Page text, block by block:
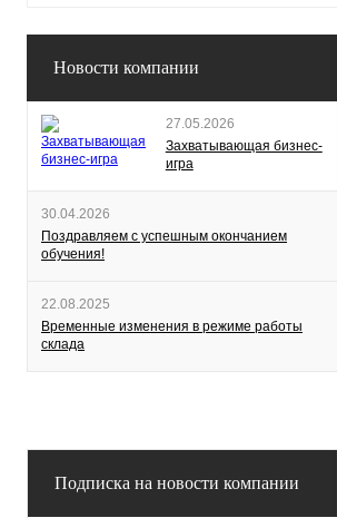
Новости компании
27.05.2026
Захватывающая бизнес-
игра
30.04.2026
Поздравляем с успешным окончанием
обучения!
22.08.2025
Временные изменения в режиме работы
склада
Подписка на новости компании